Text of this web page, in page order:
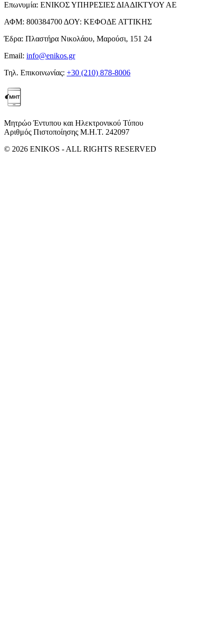
Επωνυμία: ΕΝΙΚΟΣ ΥΠΗΡΕΣΙΕΣ ΔΙΑΔΙΚΤΥΟΥ ΑΕ
ΑΦΜ: 800384700 ΔΟΥ: ΚΕΦΟΔΕ ΑΤΤΙΚΗΣ
Έδρα: Πλαστήρα Νικολάου, Μαρούσι, 151 24
Email: info@enikos.gr
Τηλ. Επικοινωνίας: +30 (210) 878-8006
Μητρώο Έντυπου και Ηλεκτρονικού Τύπου
Αριθμός Πιστοποίησης Μ.Η.Τ. 242097
© 2026 ENIKOS - ALL RIGHTS RESERVED